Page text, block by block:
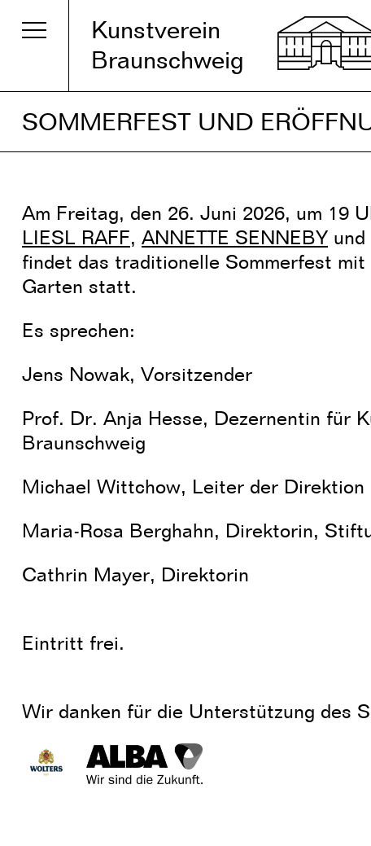
Kunstverein
Braunschweig
SOMMERFEST UND
Am Freitag, den 26. Juni 2026, um 19
LIESL RAFF, ANNETTE SENNEBY und
findet das traditionelle Sommerfest
Garten statt.
Es sprechen:
Jens Nowak, Vorsitzender
Prof. Dr. Anja Hesse, Dezernentin für
Braunschweig
Michael Wittchow, Leiter der Direktion
Maria-Rosa Berghahn, Direktorin,
Cathrin Mayer, Direktorin
Eintritt frei.
Wir danken für die Unterstützung des